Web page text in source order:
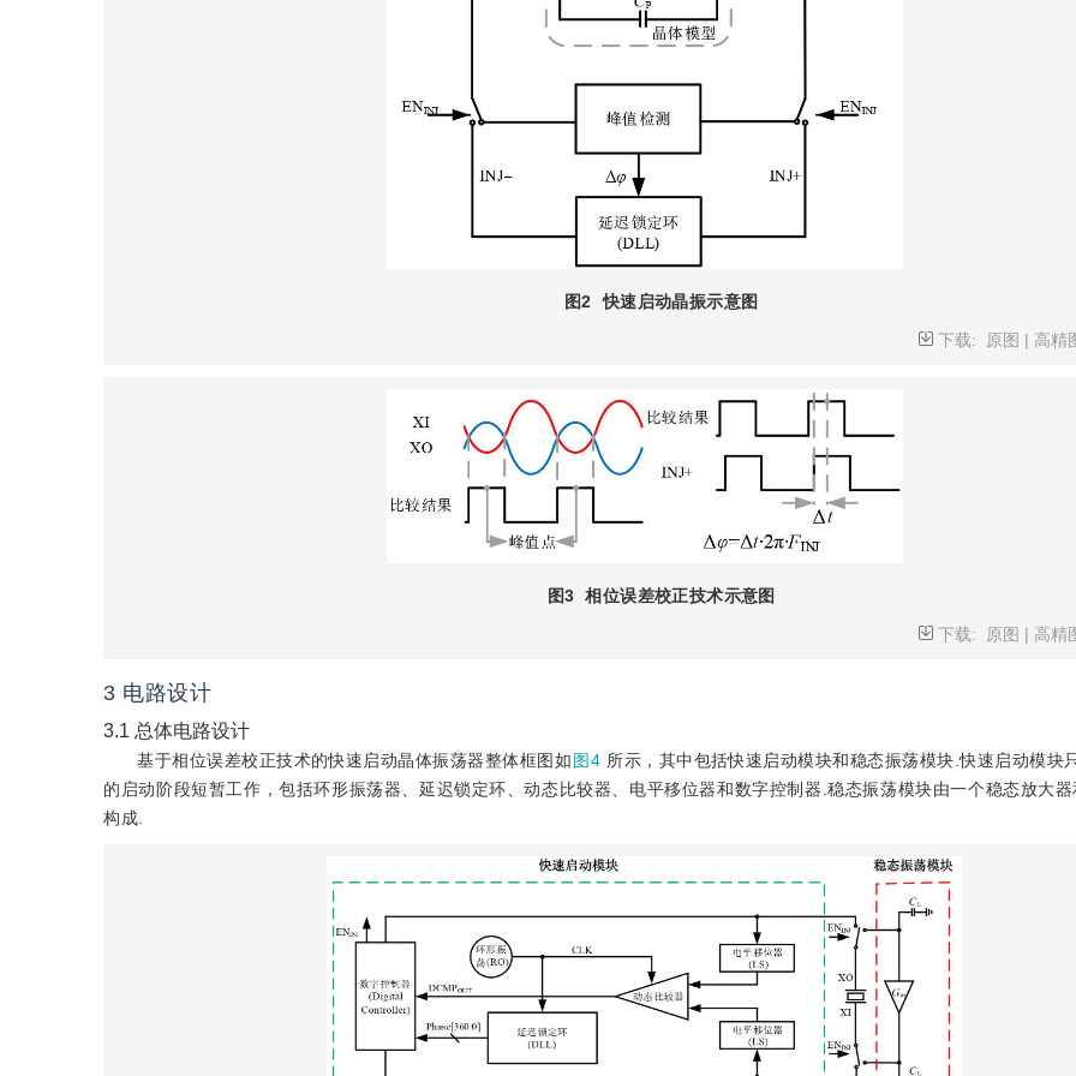
图2
快速启动晶振示意图
下载:
原图 | 高精
图3 相位误差校正技术示意图
下载:
原图 | 高精
3 电路设计
3.1 总体电路设计
基于相位误差校正技术的快速启动晶体振荡器整体框图如图4 所示，其中包括快速启动模块和稳态振荡模块.快速启动模块
的启动阶段短暂工作，包括环形振荡器、延迟锁定环、动态比较器、电平移位器和数字控制器.稳态振荡模块由一个稳态放大
构成.